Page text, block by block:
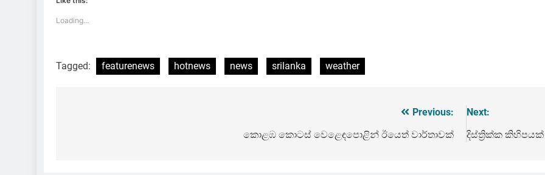
Loading...
Tagged: featurenews hotnews news srilanka weather
Previous:
කොළඹ කොටස් වෙළෙඳපොළින් ඊයෙත් වාර්තාවක්
Next:
දිස්ත්‍රික්ක